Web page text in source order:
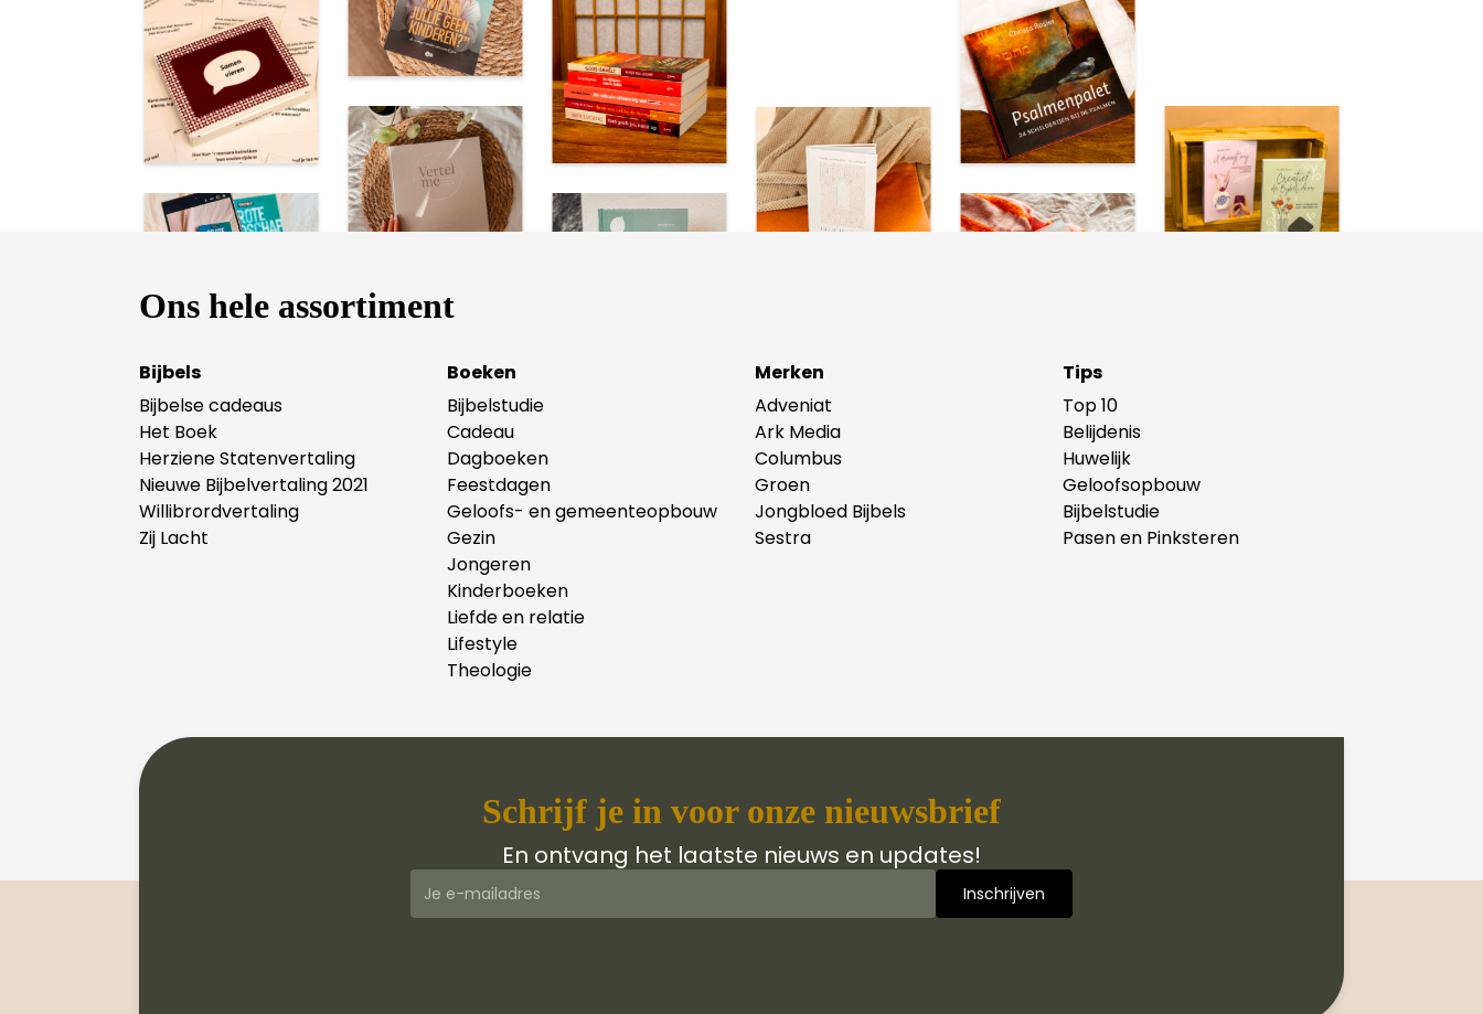
Ons hele assortiment
Bijbels
Bijbelse cadeaus
Het Boek
Herziene Statenvertaling
Nieuwe Bijbelvertaling 2021
Willibrordvertaling
Zij Lacht
Boeken
Bijbelstudie
Cadeau
Dagboeken
Feestdagen
Geloofs- en gemeenteopbouw
Gezin
Jongeren
Kinderboeken
Liefde en relatie
Lifestyle
Theologie
Merken
Adveniat
Ark Media
Columbus
Groen
Jongbloed Bijbels
Sestra
Tips
Top 10
Belijdenis
Huwelijk
Geloofsopbouw
Bijbelstudie
Pasen en Pinksteren
Schrijf je in voor onze nieuwsbrief
En ontvang het laatste nieuws en updates!